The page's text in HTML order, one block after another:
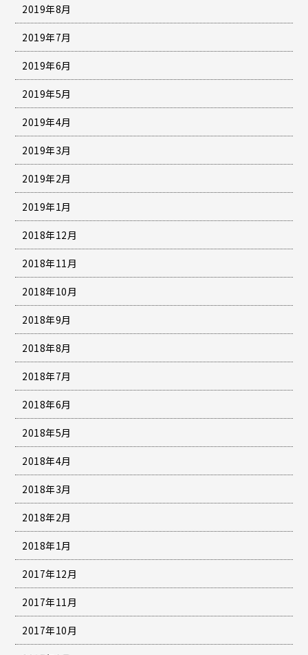
2019年8月
2019年7月
2019年6月
2019年5月
2019年4月
2019年3月
2019年2月
2019年1月
2018年12月
2018年11月
2018年10月
2018年9月
2018年8月
2018年7月
2018年6月
2018年5月
2018年4月
2018年3月
2018年2月
2018年1月
2017年12月
2017年11月
2017年10月